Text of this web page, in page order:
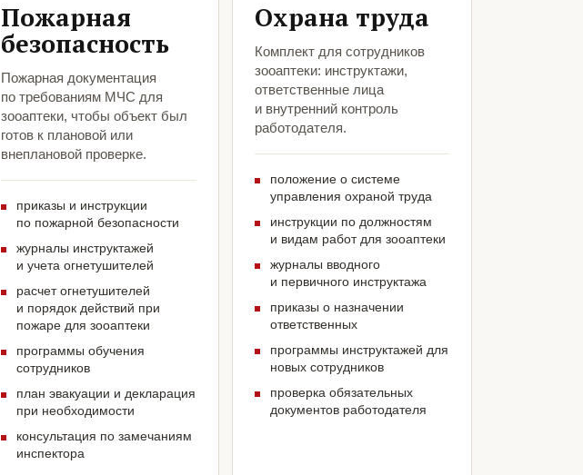
Пожарная
безопасность
Пожарная документация
по требованиям МЧС для
зооаптеки, чтобы объект был
готов к плановой или
внеплановой проверке.
приказы и инструкции
по пожарной безопасности
журналы инструктажей
и учета огнетушителей
расчет огнетушителей
и порядок действий при
пожаре для зооаптеки
программы обучения
сотрудников
план эвакуации и декларация
при необходимости
консультация по замечаниям
инспектора
Охрана труда
Комплект для сотрудников
зооаптеки: инструктажи,
ответственные лица
и внутренний контроль
работодателя.
положение о системе
управления охраной труда
инструкции по должностям
и видам работ для зооаптеки
журналы вводного
и первичного инструктажа
приказы о назначении
ответственных
программы инструктажей для
новых сотрудников
проверка обязательных
документов работодателя